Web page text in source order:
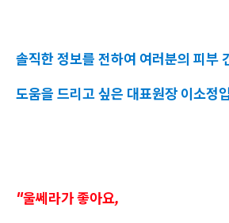
솔직한 정보를 전하여 여러분의 피부
도움을 드리고 싶은 대표원장 이소정
"울쎄라가 좋아요,